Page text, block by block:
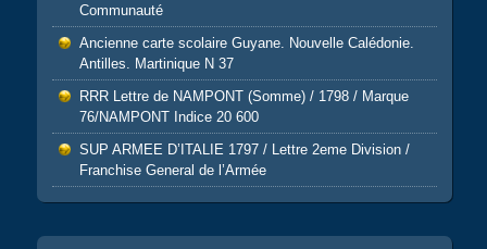
Communauté
Ancienne carte scolaire Guyane. Nouvelle Calédonie.
Antilles. Martinique N 37
RRR Lettre de NAMPONT (Somme) / 1798 / Marque
76/NAMPONT Indice 20 600
SUP ARMEE D’ITALIE 1797 / Lettre 2eme Division /
Franchise General de l’Armée